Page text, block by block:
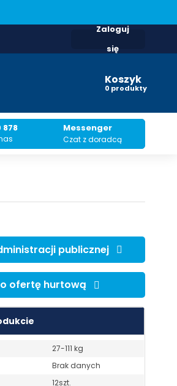
Zaloguj
się
Koszyk
produkty
878 Messenger
Czat z doradcą
publicznej
ofertę hurtową
27-111 kg
Brak danych
12szt.